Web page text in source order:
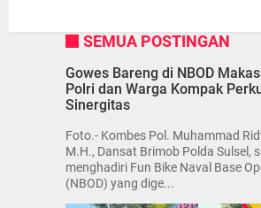
SEMUA POSTINGAN
Gowes Bareng di NBOD
Polri dan Warga Kompak
Sinergitas
Foto.- Kombes Pol. Muhammad
M.H., Dansat Brimob Polda Sulsel,
menghadiri Fun Bike Naval Base
(NBOD) yang dige...